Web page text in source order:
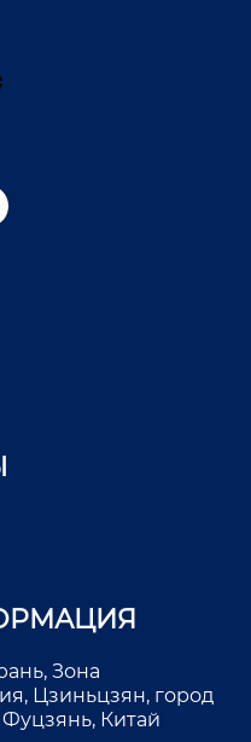
Зона
Цзиньцзян, город
Китай